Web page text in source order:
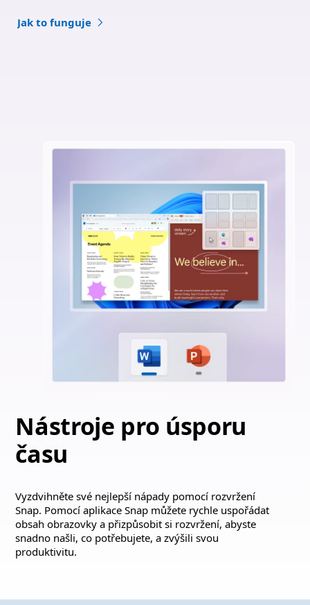
Jak to funguje
Nástroje pro úsporu
času
Vyzdvihněte své nejlepší nápady pomocí rozvržení
Snap. Pomocí aplikace Snap můžete rychle uspořádat
obsah obrazovky a přizpůsobit si rozvržení, abyste
snadno našli, co potřebujete, a zvýšili svou
produktivitu.